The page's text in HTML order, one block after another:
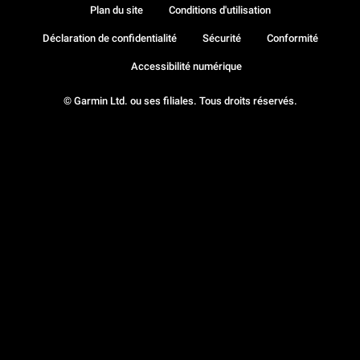
© Garmin Ltd. ou ses filiales. Tous droits réservés.
Plan du site Conditions d'utilisation
Déclaration de confidentialité Sécurité Conformité
Accessibilité numérique